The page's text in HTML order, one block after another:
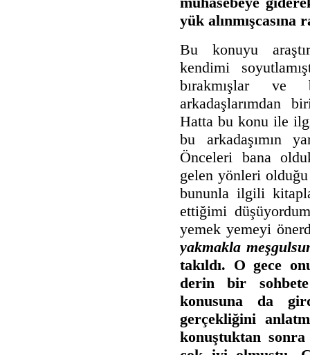
yük alınmışcasına
Bu konuyu
kendimi
bırakmışlar ve
arkadaşlarımdan
Hatta bu konu ile
bu arkadaşımın
Önceleri bana
gelen yönleri
bununla ilgili
ettiğimi
yemek yemeyi
yakmakla
takıldı. O gece
derin bir
konusuna da
gerçekliğini
konuştuktan